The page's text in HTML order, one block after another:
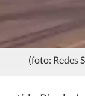
(foto: Redes